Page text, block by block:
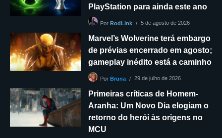
PlayStation para ainda este ano
PorRodLink 5 de agosto de 2026
Marvel’s Wolverine terá embargo
de prévias encerrado em agosto;
gameplay inédito está a caminho
PorBruna 29 de julho de 2026
Primeiras críticas de Homem-
Aranha: Um Novo Dia elogiam o
retorno do herói às origens no
MCU